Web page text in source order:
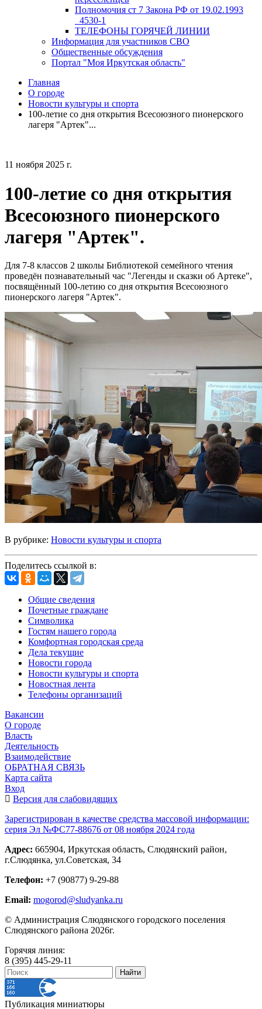
Полномочия ст 7 Закона РФ от 19.02.1993
_4530-1
ТЕЛЕФОНЫ ГОРЯЧЕЙ ЛИНИИ
Информация для участников СВО
Общественные обсуждения
Портал "Моя Иркутская область"
Главная
О городе
Новости культуры и спорта
100-летие со дня открытия Всесоюзного пионерского
лагеря "Артек"...
11 ноября 2025 г.
100-летие со дня открытия
Всесоюзного пионерского
лагеря "Артек".
Для 7-8 классов 2 школы Библиотекой семейного чтения
проведён познавательный час "Легенды и сказки об Артеке",
посвящённый 100-летию со дня открытия Всесоюзного
пионерского лагеря "Артек".
В рубрике: Новости культуры и спорта
Поделитесь ссылкой в:
Общие сведения
Почетные граждане
Символика
Гостям нашего города
Комфортная городская среда
Дела текущие
Новости города
Новости культуры и спорта
Новостная лента
Телефоны организаций
Вакансии
О городе
Власть
Деятельность
Взаимодействие
ОБРАТНАЯ СВЯЗЬ
Карта сайта
Вход
Версия для слабовидящих
Зарегистрирован в качестве средства массовой информации:
серия Эл №ФС77-88676 от 08 ноября 2024 года
Адрес: 665904, Иркутская область, Слюдянский район,
г.Слюдянка, ул.Советская, 34
Телефон: +7 (90877) 9-29-88
Email: mogorod@sludyanka.ru
© Администрация Слюдянского городского поселения
Слюдянского района 2026г.
Горячяя линия:
8 (395) 445-29-11
Публикация миниатюры